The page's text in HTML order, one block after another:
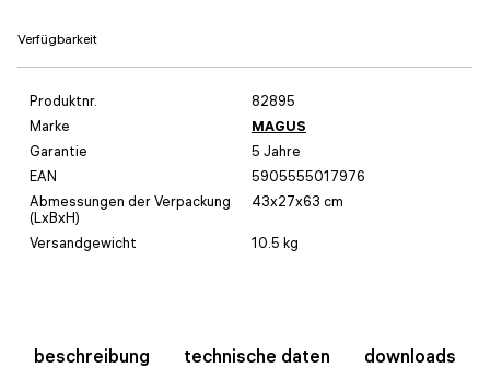
Verfügbarkeit
Produktnr.
82895
Marke
MAGUS
Garantie
5 Jahre
EAN
5905555017976
Abmessungen der Verpackung
(LxBxH)
43x27x63 cm
Versandgewicht 10.5 kg
beschreibung technische daten downloads